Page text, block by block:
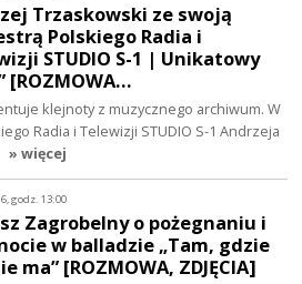
Trzaskowski ze swoją
Polskiego Radia i
STUDIO S-1 | Unikatowy
[ROZMOWA…
klejnoty z muzycznego archiwum. W
Radia i Telewizji STUDIO S-1 Andrzeja
» więcej
godz. 13:00
Zagrobelny o pożegnaniu i
w balladzie „Tam, gdzie
ma” [ROZMOWA, ZDJĘCIA]